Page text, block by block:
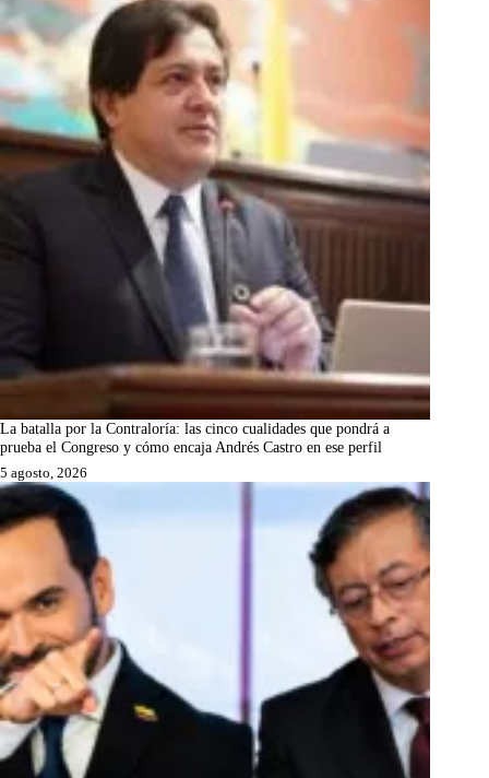
La batalla por la Contraloría: las cinco cualidades que pondrá a
prueba el Congreso y cómo encaja Andrés Castro en ese perfil
5 agosto, 2026